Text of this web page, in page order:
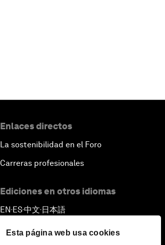
Esta página web usa cookies
Enlaces directos
La sostenibilidad en el Foro
Carreras profesionales
Ediciones en otros idiomas
EN ▪ ES▪中文▪ 日本語